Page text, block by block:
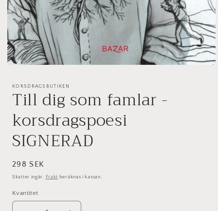
modalfönster
KORSDRAGSBUTIKEN
Till dig som famlar -
korsdragspoesi
SIGNERAD
Ordinarie
pris
298 SEK
Skatter ingår. Frakt beräknas i kassan.
Kvantitet
Kvantitet